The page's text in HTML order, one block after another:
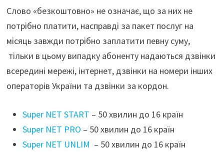
Слово «безкоштовно» не означає, що за них не
потрібно платити, насправді за пакет послуг на
місяць завжди потрібно заплатити певну суму,
тільки в цьому випадку абоненту надаються дзвінки
всередині мережі, інтернет, дзвінки на номери інших
операторів України та дзвінки за кордон.
Super NET START – 50 хвилин до 16 країн
Super NET PRO – 50 хвилин до 16 країн
Super NET UNLIM – 50 хвилин до 16 країн